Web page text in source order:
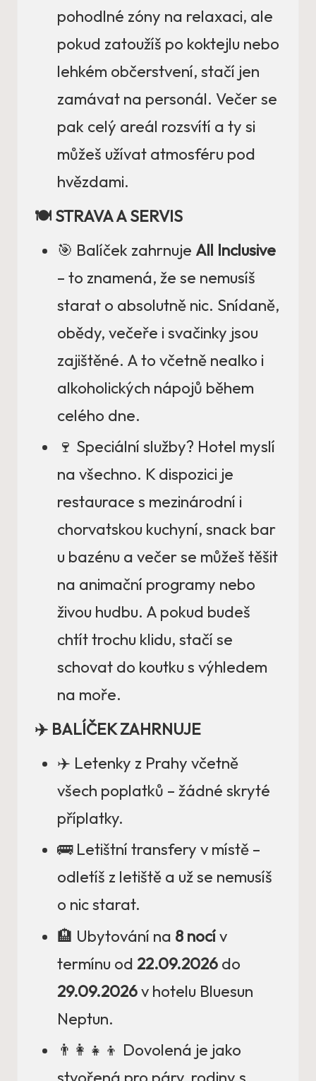
pohodlné zóny na relaxaci, ale
pokud zatoužíš po koktejlu nebo
lehkém občerstvení, stačí jen
zamávat na personál. Večer se
pak celý areál rozsvítí a ty si
můžeš užívat atmosféru pod
hvězdami.
🍽️ STRAVA A SERVIS
🎯 Balíček zahrnuje All Inclusive
– to znamená, že se nemusíš
starat o absolutně nic. Snídaně,
obědy, večeře i svačinky jsou
zajištěné. A to včetně nealko i
alkoholických nápojů během
celého dne.
🍷 Speciální služby? Hotel myslí
na všechno. K dispozici je
restaurace s mezinárodní i
chorvatskou kuchyní, snack bar
u bazénu a večer se můžeš těšit
na animační programy nebo
živou hudbu. A pokud budeš
chtít trochu klidu, stačí se
schovat do koutku s výhledem
na moře.
✈️ BALÍČEK ZAHRNUJE
✈️ Letenky z Prahy včetně
všech poplatků – žádné skryté
příplatky.
🚌 Letištní transfery v místě –
odletíš z letiště a už se nemusíš
o nic starat.
🏨 Ubytování na 8 nocív
termínu od 22.09.2026 do
29.09.2026v hotelu Bluesun
Neptun.
👨‍👩‍👧‍👦 Dovolená je jako